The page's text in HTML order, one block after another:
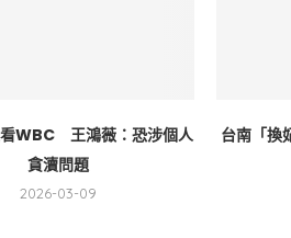
WBC 王鴻薇：恐涉個人
貪瀆問題
2026-03-09
台南「換